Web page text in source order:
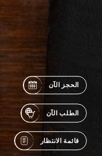
الحجز الآن
الطلب الآن
قائمة الانتظار